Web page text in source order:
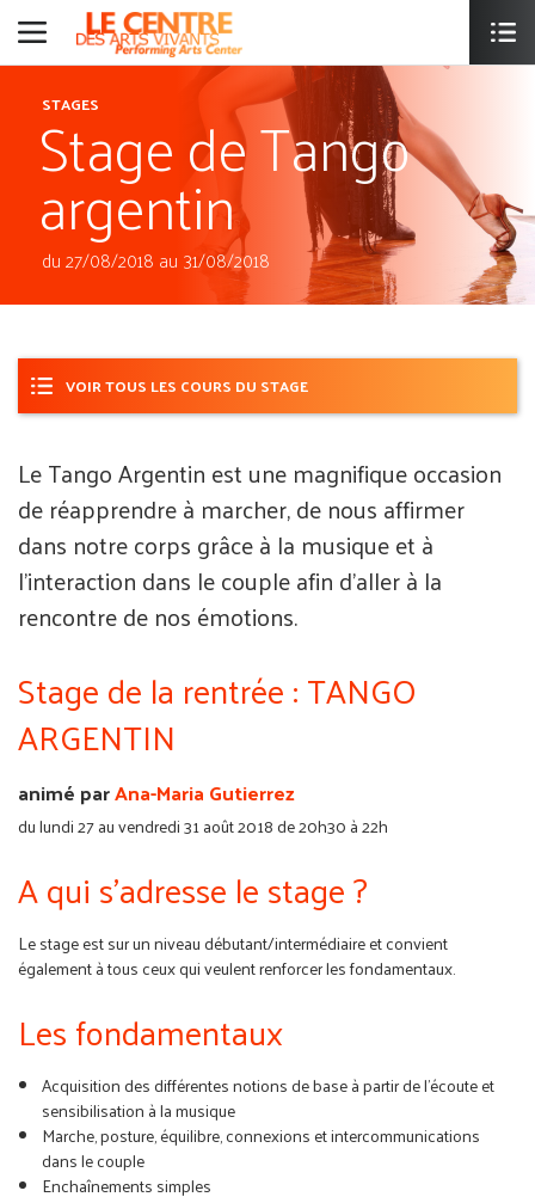
STAGES
Stage de Tango
argentin
du 27/08/2018 au 31/08/2018
VOIR TOUS LES COURS DU STAGE
Le Tango Argentin est une magnifique occasion
de réapprendre à marcher, de nous affirmer
dans notre corps grâce à la musique et à
l’interaction dans le couple afin d’aller à la
rencontre de nos émotions.
Stage de la rentrée : TANGO
ARGENTIN
animé parAna-Maria Gutierrez
du lundi 27 au vendredi 31 août 2018 de 20h30 à 22h
A qui s'adresse le stage ?
Le stage est sur un niveau débutant/intermédiaire et convient
également à tous ceux qui veulent renforcer les fondamentaux.
Les fondamentaux
Acquisition des différentes notions de base à partir de l’écoute et
sensibilisation à la musique
Marche, posture, équilibre, connexions et intercommunications
dans le couple
Enchaînements simples